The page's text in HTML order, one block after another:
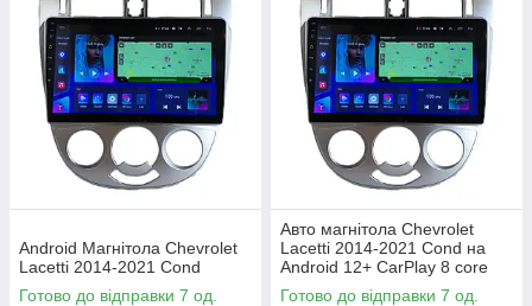
Android Магнітола Chevrolet
Lacetti 2014-2021 Cond
Готово до відправки 7 од.
Авто магнітола Chevrolet
Lacetti 2014-2021 Cond на
Android 12+ CarPlay 8 core
Platform XyAuto
Готово до відправки 7 од.